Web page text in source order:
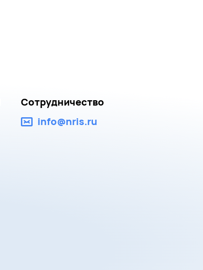
Сотрудничество
info@nris.ru